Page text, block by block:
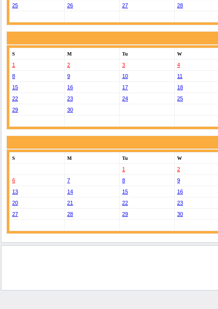
25
26 27 28
S M Tu W
1 2 3
4
8
9 10
11
15
16 17
18
22
23 24
25
29
30
S M Tu W
1
2
6
7 8
9
13
14 15
16
20
21 22
23
27
28 29 30